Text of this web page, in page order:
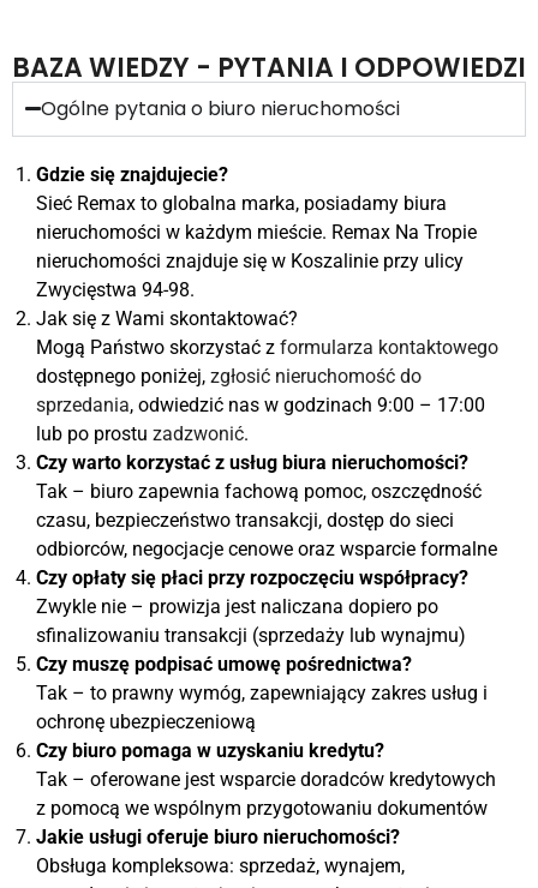
BAZA WIEDZY - PYTANIA I ODPOWIEDZI
Ogólne pytania o biuro nieruchomości
Gdzie się znajdujecie?
Sieć Remax to globalna marka, posiadamy biura
nieruchomości w każdym mieście. Remax Na Tropie
nieruchomości znajduje się w Koszalinie przy ulicy
Zwycięstwa 94-98.
Jak się z Wami skontaktować?
Mogą Państwo skorzystać z formularza kontaktowego
dostępnego poniżej, zgłosić nieruchomość do
sprzedania, odwiedzić nas w godzinach 9:00 – 17:00
lub po prostu zadzwonić.
Czy warto korzystać z usług biura nieruchomości?
Tak – biuro zapewnia fachową pomoc, oszczędność
czasu, bezpieczeństwo transakcji, dostęp do sieci
odbiorców, negocjacje cenowe oraz wsparcie formalne
Czy opłaty się płaci przy rozpoczęciu współpracy?
Zwykle nie – prowizja jest naliczana dopiero po
sfinalizowaniu transakcji (sprzedaży lub wynajmu)
Czy muszę podpisać umowę pośrednictwa?
Tak – to prawny wymóg, zapewniający zakres usług i
ochronę ubezpieczeniową
Czy biuro pomaga w uzyskaniu kredytu?
Tak – oferowane jest wsparcie doradców kredytowych
z pomocą we wspólnym przygotowaniu dokumentów
Jakie usługi oferuje biuro nieruchomości?
Obsługa kompleksowa: sprzedaż, wynajem,